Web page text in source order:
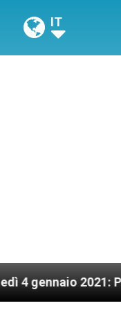
IT
2021: Possesso